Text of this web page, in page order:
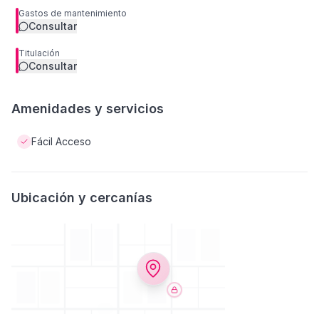
Gastos de mantenimiento
Consultar
Titulación
Consultar
Amenidades y servicios
Fácil Acceso
Ubicación y cercanías